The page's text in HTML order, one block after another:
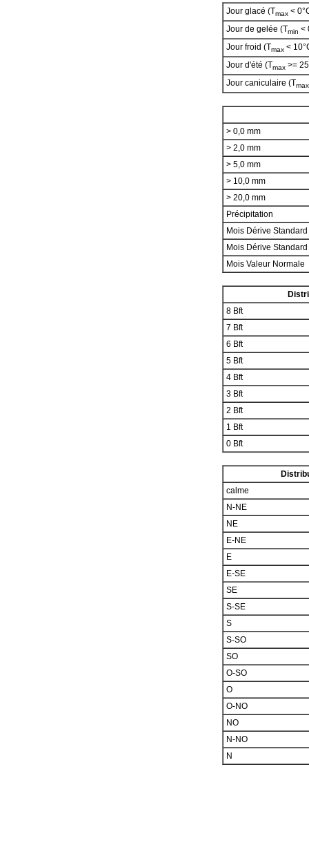
Jour glacé (Tmax<
Jour de gelée (Tmin <
Jour froid (Tmax<
Jour d'été (Tmax>=
Jour caniculaire (Tmax
> 0,0 mm
> 2,0 mm
> 5,0 mm
> 10,0 mm
> 20,0 mm
Précipitation
Mois Dérive Standard
Mois Dérive Standard
Mois Valeur Normale
8 Bft
7 Bft
6 Bft
5 Bft
4 Bft
3 Bft
2 Bft
1 Bft
0 Bft
calme
N-NE
NE
E-NE
E
E-SE
SE
S-SE
S
S-SO
SO
O-SO
O
O-NO
NO
N-NO
N